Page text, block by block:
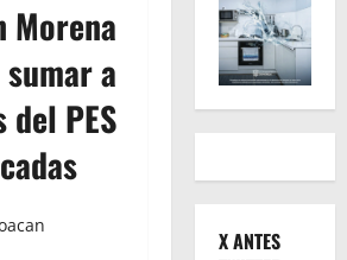
Morena
a
PES
X ANTES